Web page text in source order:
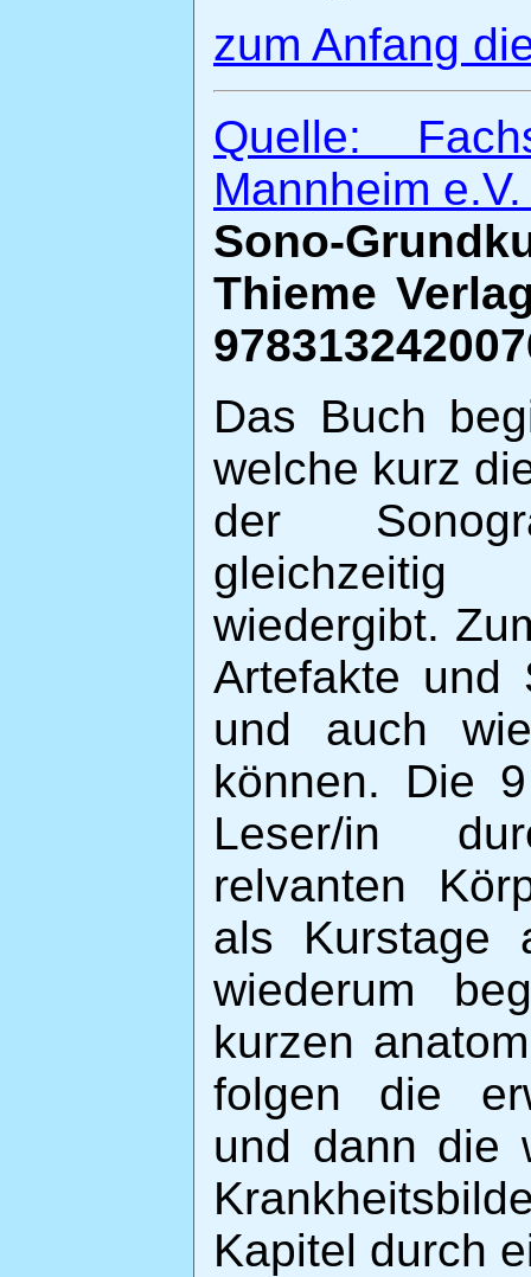
zum Anfang
Quelle:
Mannheim
Sono-
Thieme
Das Buch
welche kurz
der
gleichzeitig
wiedergibt.
Artefakte und
und auch
können. Die
Leser/in
relvanten
als Kurstage
wiederum
kurzen
folgen die
und dann die
Kapitel durch